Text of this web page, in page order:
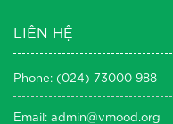
LIÊN HỆ
Phone: (024) 73000 988
Email: admin@vmood.org